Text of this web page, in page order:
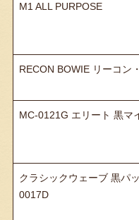
M1 ALL PURPOSE
RECON BOWIE リーコン
MC-0121G エリート 黒マ
クラシックウェーブ 黒パ
0017D